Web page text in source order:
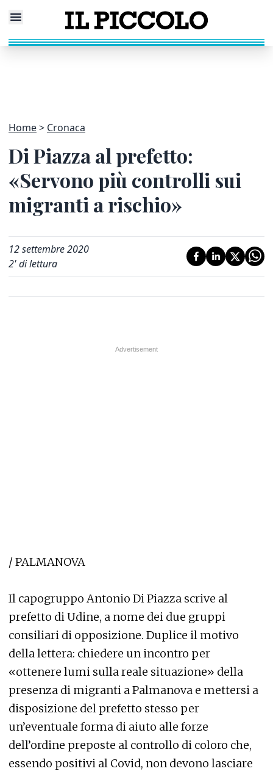
Home Cronaca
Di Piazza al prefetto:
«Servono più controlli sui
migranti a rischio»
12 settembre 2020
2' di lettura
/ PALMANOVA
Il capogruppo Antonio Di Piazza scrive al
prefetto di Udine, a nome dei due gruppi
consiliari di opposizione. Duplice il motivo
della lettera: chiedere un incontro per
«ottenere lumi sulla reale situazione» della
presenza di migranti a Palmanova e mettersi a
disposizione del prefetto stesso per
un’eventuale forma di aiuto alle forze
dell’ordine preposte al controllo di coloro che,
essendo positivi al Covid, non devono lasciare